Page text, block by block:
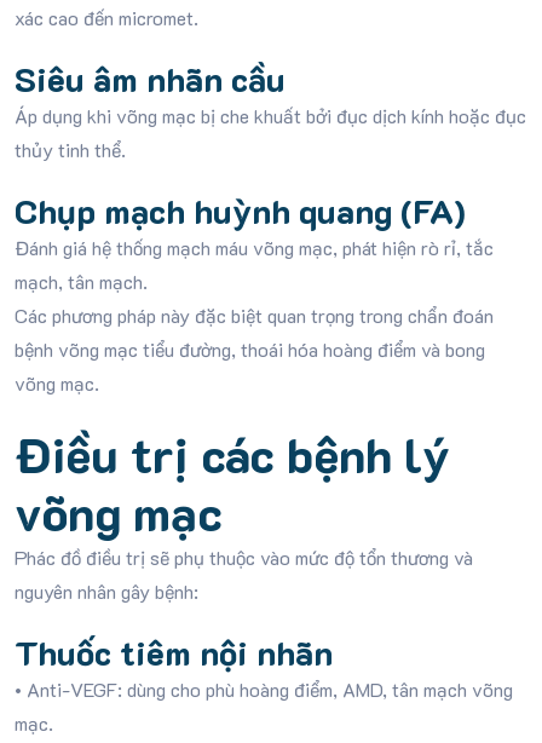
xác cao đến micromet.
Siêu âm nhãn cầu
Áp dụng khi võng mạc bị che khuất bởi đục dịch kính hoặc đục
thủy tinh thể.
Chụp mạch huỳnh quang (FA)
Đánh giá hệ thống mạch máu võng mạc, phát hiện rò rỉ, tắc
mạch, tân mạch.
Các phương pháp này đặc biệt quan trọng trong chẩn đoán
bệnh võng mạc tiểu đường, thoái hóa hoàng điểm và bong
võng mạc.
Điều trị các bệnh lý
võng mạc
Phác đồ điều trị sẽ phụ thuộc vào mức độ tổn thương và
nguyên nhân gây bệnh:
Thuốc tiêm nội nhãn
• Anti-VEGF: dùng cho phù hoàng điểm, AMD, tân mạch võng
mạc.